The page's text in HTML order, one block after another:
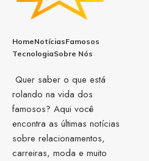
HomeNotíciasFamosos
TecnologiaSobre Nós
Quer saber o que está
rolando na vida dos
famosos? Aqui você
encontra as últimas notícias
sobre relacionamentos,
carreiras, moda e muito